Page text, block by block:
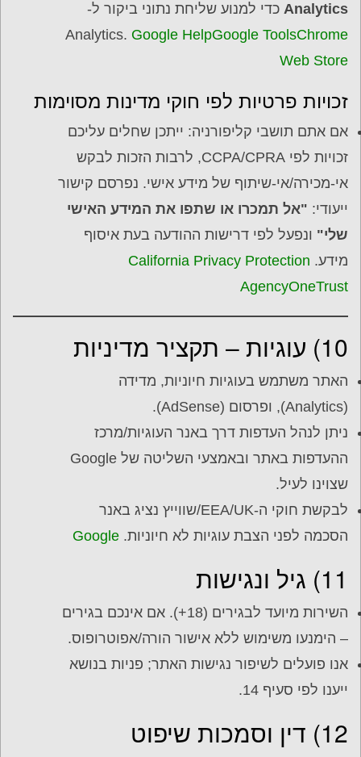
Analytics כדי למנוע שליחת נתוני ביקור ל-
Analytics. Google HelpGoogle ToolsChrome
Web Store
זכויות פרטיות לפי חוקי מדינות מסוימות
אם אתם תושבי קליפורניה: ייתכן שחלים עליכם
זכויות לפי CCPA/CPRA, לרבות הזכות לבקש
אי-מכירה/אי-שיתוף של מידע אישי. נפרסם קישור
ייעודי: "אל תמכרו או שתפו את המידע האישי
שלי" ונפעל לפי דרישות ההודעה בעת איסוף
מידע. California Privacy Protection
AgencyOneTrust
10) עוגיות – תקציר מדיניות
האתר משתמש בעוגיות חיוניות, מדידה
(Analytics), ופרסום (AdSense).
ניתן לנהל העדפות דרך באנר העוגיות/מרכז
ההעדפות באתר ובאמצעי השליטה של Google
שצוינו לעיל.
לבקשת חוקי ה-EEA/UK/שווייץ נציג באנר
הסכמה לפני הצבת עוגיות לא חיוניות. Google
11) גיל ונגישות
השירות מיועד לבגירים (18+). אם אינכם בגירים
– הימנעו משימוש ללא אישור הורה/אפוטרופוס.
אנו פועלים לשיפור נגישות האתר; פניות בנושא
ייענו לפי סעיף 14.
12) דין וסמכות שיפוט